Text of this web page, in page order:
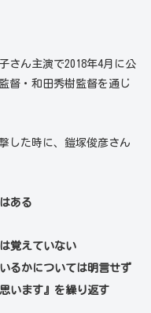
さん主演で2018年4月に公
督・和田秀樹監督を通じ
した時に、鎧塚俊彦さん
ある
覚えていない
るかについては明言せず
います』を繰り返す